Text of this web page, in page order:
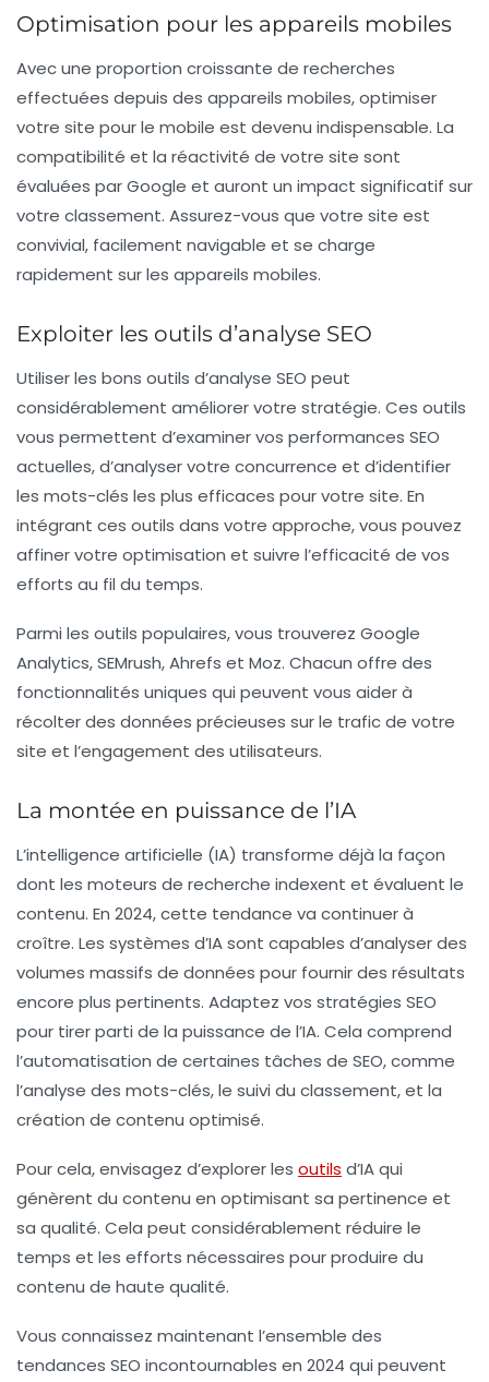
Optimisation pour les appareils mobiles
Avec une proportion croissante de recherches
effectuées depuis des appareils mobiles, optimiser
votre site pour le mobile est devenu indispensable. La
compatibilité et la réactivité de votre site sont
évaluées par Google et auront un impact significatif sur
votre classement. Assurez-vous que votre site est
convivial, facilement navigable et se charge
rapidement sur les appareils mobiles.
Exploiter les outils d’analyse SEO
Utiliser les bons outils d’analyse SEO peut
considérablement améliorer votre stratégie. Ces outils
vous permettent d’examiner vos performances SEO
actuelles, d’analyser votre concurrence et d’identifier
les mots-clés les plus efficaces pour votre site. En
intégrant ces outils dans votre approche, vous pouvez
affiner votre optimisation et suivre l’efficacité de vos
efforts au fil du temps.
Parmi les outils populaires, vous trouverez Google
Analytics, SEMrush, Ahrefs et Moz. Chacun offre des
fonctionnalités uniques qui peuvent vous aider à
récolter des données précieuses sur le trafic de votre
site et l’engagement des utilisateurs.
La montée en puissance de l’IA
L’intelligence artificielle (IA) transforme déjà la façon
dont les moteurs de recherche indexent et évaluent le
contenu. En 2024, cette tendance va continuer à
croître. Les systèmes d’IA sont capables d’analyser des
volumes massifs de données pour fournir des résultats
encore plus pertinents. Adaptez vos stratégies SEO
pour tirer parti de la puissance de l’IA. Cela comprend
l’automatisation de certaines tâches de SEO, comme
l’analyse des mots-clés, le suivi du classement, et la
création de contenu optimisé.
Pour cela, envisagez d’explorer les outils d’IA qui
génèrent du contenu en optimisant sa pertinence et
sa qualité. Cela peut considérablement réduire le
temps et les efforts nécessaires pour produire du
contenu de haute qualité.
Vous connaissez maintenant l’ensemble des
tendances SEO incontournables en 2024 qui peuvent